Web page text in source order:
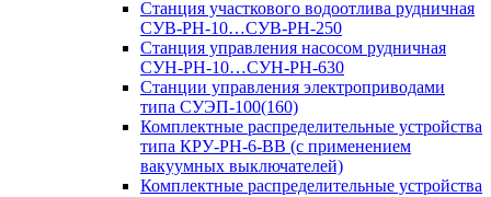
Станция участкового водоотлива рудничная
СУВ-РН-10…СУВ-РН-250
Станция управления насосом рудничная
СУН-РН-10…СУН-РН-630
Станции управления электроприводами
типа СУЭП-100(160)
Комплектные распределительные устройства
типа КРУ-РН-6-ВВ (с применением
вакуумных выключателей)
Комплектные распределительные устройства